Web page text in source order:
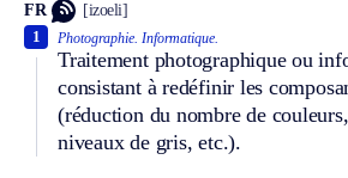
FR [izoeli]
Photographie. Informatique.
Traitement photographique ou
consistant à redéfinir les
(réduction du nombre de
niveaux de gris, etc.).
1